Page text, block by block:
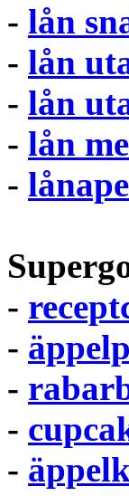
- lån
- lån
- lån
- lån
-
-
-
-
-
-